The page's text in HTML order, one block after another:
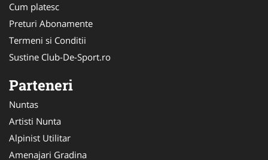
Cum platesc
Preturi Abonamente
Termeni si Conditii
Sustine Club-De-Sport.ro
Parteneri
Nuntas
Artisti Nunta
Alpinist Utilitar
Amenajari Gradina